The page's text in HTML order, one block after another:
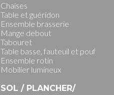
Chaises
Table et guéridon
Ensemble brasserie
Mange debout
Tabouret
Table basse, fauteuil et pouf
Ensemble rotin
Mobilier lumineux
SOL / PLANCHER/